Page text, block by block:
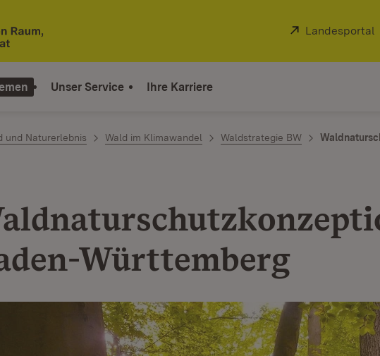
Extern:
Landesportal
Unser Service Ihre Karriere
und Naturerlebnis Wald im Klimawandel Waldstrategie BW
Württemberg